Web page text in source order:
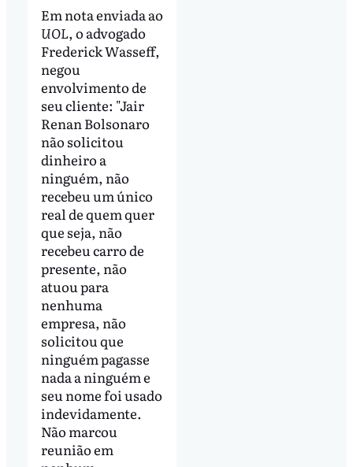
Em nota enviada ao
UOL, o advogado
Frederick Wasseff,
negou
envolvimento de
seu cliente: "Jair
Renan Bolsonaro
não solicitou
dinheiro a
ninguém, não
recebeu um único
real de quem quer
que seja, não
recebeu carro de
presente, não
atuou para
nenhuma
empresa, não
solicitou que
ninguém pagasse
nada a ninguém e
seu nome foi usado
indevidamente.
Não marcou
reunião em